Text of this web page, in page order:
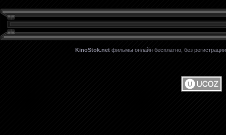
KinoStok.net фильмы онлайн бесплатно, без